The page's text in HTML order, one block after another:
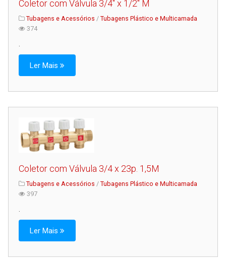
Coletor com Válvula 3/4" x 1/2" M
Tubagens e Acessórios / Tubagens Plástico e Multicamada
374
Ler Mais
Coletor com Válvula 3/4 x 23p. 1,5M
Tubagens e Acessórios / Tubagens Plástico e Multicamada
397
Ler Mais